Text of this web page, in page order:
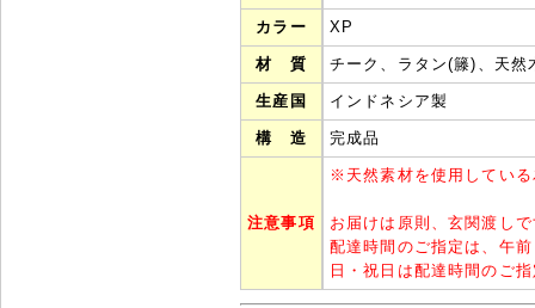
カラー XP
材 質 チーク、ラタン(籐)、天
生産国 インドネシア製
構 造 完成品
注意事項
※ 天然素材を使用してい
お届けは原則、玄関渡し
配達時間のご指定は、午
日・祝日は配達時間のご